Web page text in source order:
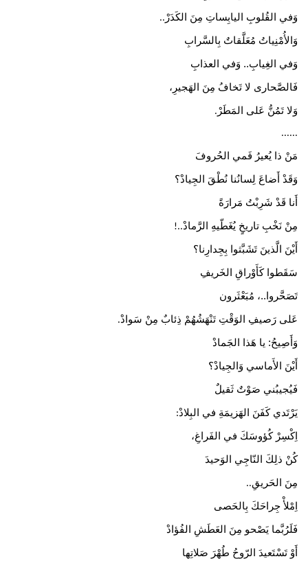
وَفي القُلوبِ اليابِساتِ مِنَ الكَدَرْ ..
وَالأُمْنِياتُ مُعَلَّقاتٌ بِالسَّرابِ
وَفي الغِيابِ.. وَفي العذابِ
فَالصَّحارى لا تَخافُ مِنَ الهَجيرِ،
وَلا تَمُنُّ عَلى المَطَرْ .
......
​مَنْ ذا يُعيرُ فَمي الحُروفَ
وَقَدْ أَضاعَ لِسانُنا نُطْقَ الجِيادْ؟
أَنا قَدْ شَرِبْتُ مَرارَةً
مِنْ نَخْبِ تاريخٍ يُغَطّيهِ الرَّمادْ..!
أَيْنَ الَّذينَ تَشَبَّثوا بِجِدارِنا؟
سَقَطوا كَأَوْراقِ الخَريفِ
تَصَحَّروا..، مُبَعْثَرون
عَلى رَصيفِ الوَقْتِ تَنْهَشُهُمْ ذِئابٌ مِنْ سَوادْ.
​وَأَصِيحُ: يا هَذا الجَمادْ
أَيْنَ الأَماسي وَالجِيادْ؟
فَيُجيبُني صَوْتٌ ثَقيلٌ
يَرْتَدي كَفَنَ الهَزيمَةِ في البِلادْ:
اِكْسِرْ كُؤوسَكَ في الفَراغِ،
كُنْ ذلِكَ النّاجِي الوَحيدَ
مِنَ الحَريقِ..
اِمْلأْ جِراحَكَ بِالحَصى
فَلَرُبَّما يَصْحو مِنَ العَطَشِ الفُؤادْ
أَوْ تَسْتَعيدَ الرّوحُ طُهْرَ صَلاتِها